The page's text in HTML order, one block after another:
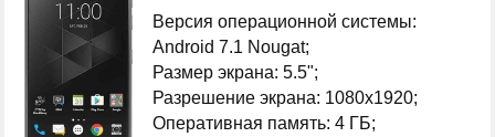
Версия операционной системы:
Android 7.1 Nougat;
Размер экрана: 5.5";
Разрешение экрана: 1080x1920;
Оперативная память: 4 ГБ;